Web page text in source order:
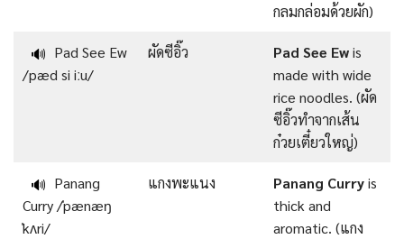
กลมกล่อมด้วยผัก)
🔊 Pad See Ew
/pæd si iːu/
ผัดซีอิ๊ว Pad See Ewis
made with wide
rice noodles. (ผัด
ซีอิ๊วทำจากเส้น
ก๋วยเตี๋ยวใหญ่)
🔊 Panang
Curry /ˈpænæŋ
ˈkʌri/
แกงพะแนง Panang Curryis
thick and
aromatic. (แกง